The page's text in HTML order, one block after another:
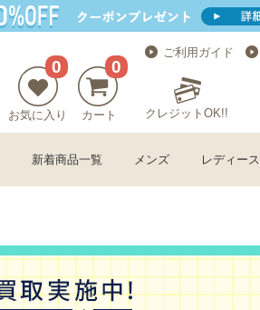
0
お気に入り
0
カート
ご利用ガイド
クレジットOK!!
新着商品一覧 メンズ レディース